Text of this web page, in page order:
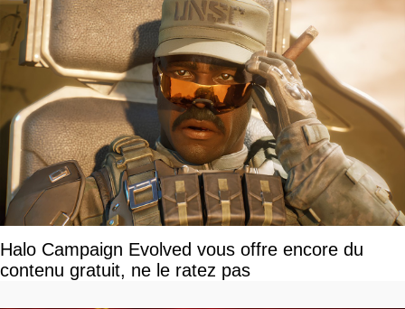
Halo Campaign Evolved vous offre encore du
contenu gratuit, ne le ratez pas